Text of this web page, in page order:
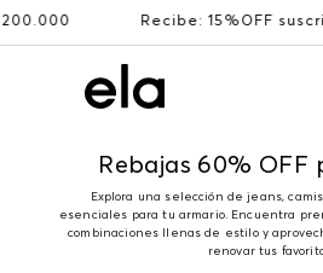
Recibe: 15%OFF suscribiéndote a
Rebajas 60% OFF
Explora una selección de jeans,
esenciales para tu armario. Encuentra
combinaciones llenas de estilo y
renovar tus